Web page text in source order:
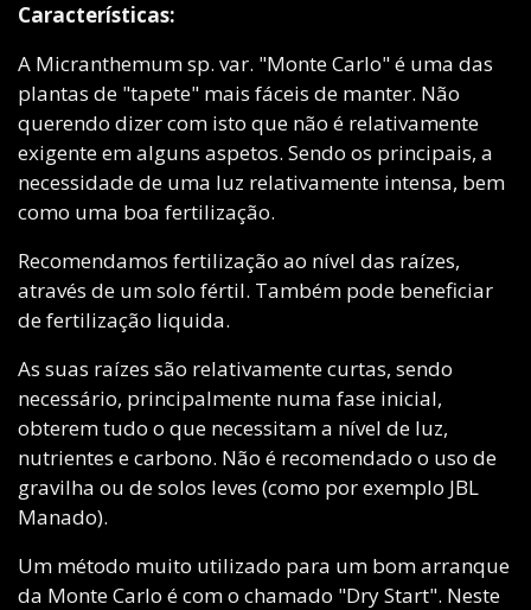
Características:
A Micranthemum sp. var. "Monte Carlo" é uma das
plantas de "tapete" mais fáceis de manter. Não
querendo dizer com isto que não é relativamente
exigente em alguns aspetos. Sendo os principais, a
necessidade de uma luz relativamente intensa, bem
como uma boa fertilização.
Recomendamos fertilização ao nível das raízes,
através de um solo fértil. Também pode beneficiar
de fertilização liquida.
As suas raízes são relativamente curtas, sendo
necessário, principalmente numa fase inicial,
obterem tudo o que necessitam a nível de luz,
nutrientes e carbono. Não é recomendado o uso de
gravilha ou de solos leves (como por exemplo JBL
Manado).
Um método muito utilizado para um bom arranque
da Monte Carlo é com o chamado "Dry Start". Neste